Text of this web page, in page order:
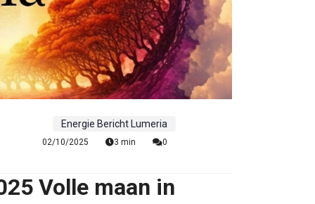
Energie Bericht Lumeria
02/10/2025 3 min 0
Volle maan in